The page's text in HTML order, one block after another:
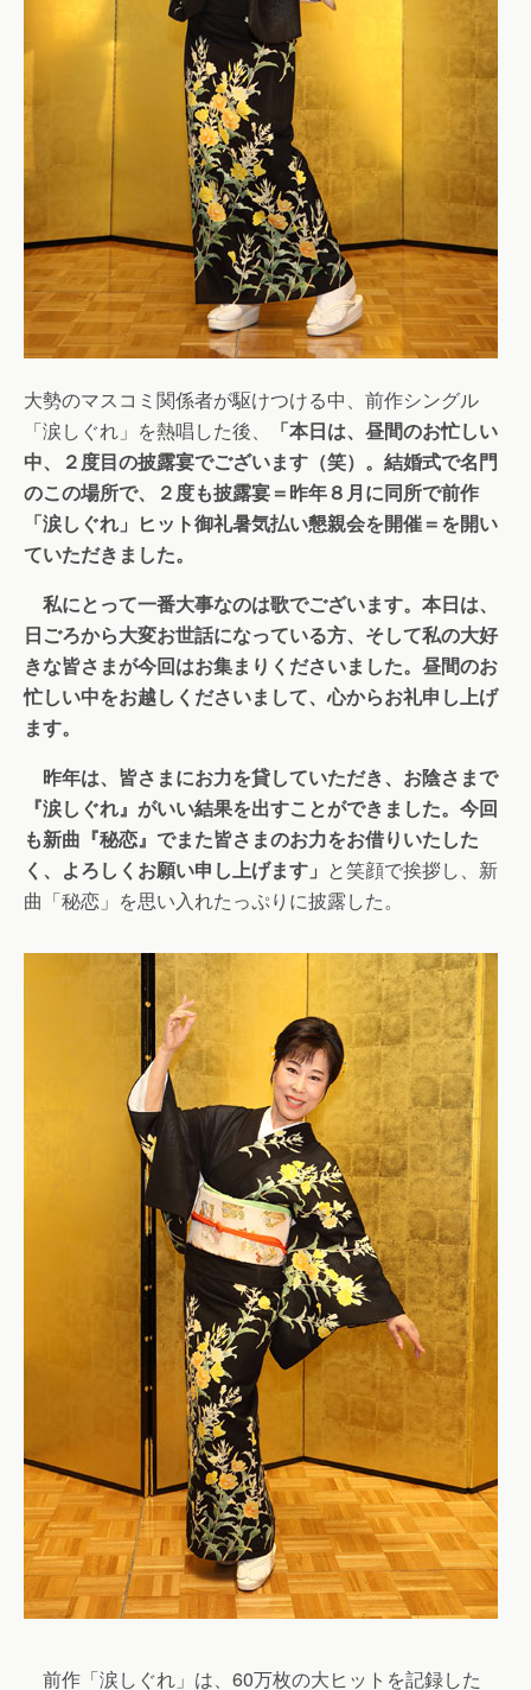
大勢のマスコミ関係者が駆けつける中、前作シングル
「涙しぐれ」を熱唱した後、
「本日は、昼間のお忙しい
中、２度目の披露宴でございます（笑）。結婚式で名門
のこの場所で、２度も披露宴＝昨年８月に同所で前作
「涙しぐれ」ヒット御礼暑気払い懇親会を開催＝を開い
ていただきました。
私にとって一番大事なのは歌でございます。本日は、
日ごろから大変お世話になっている方、そして私の大好
きな皆さまが今回はお集まりくださいました。昼間のお
忙しい中をお越しくださいまして、心からお礼申し上げ
ます。
昨年は、皆さまにお力を貸していただき、お陰さまで
『涙しぐれ』がいい結果を出すことができました。今回
も新曲『秘恋』でまた皆さまのお力をお借りいたした
く、よろしくお願い申し上げます」 と笑顔で挨拶し、新
曲「秘恋」を思い入れたっぷりに披露した。
前作「涙しぐれ」は、60万枚の大ヒットを記録した